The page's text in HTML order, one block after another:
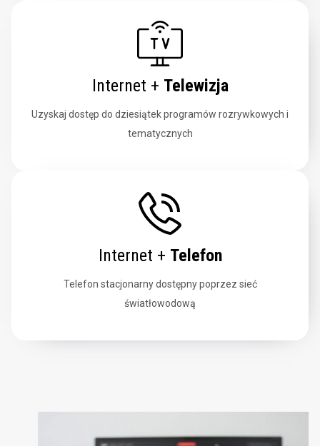
Internet + Telewizja
Uzyskaj dostęp do dziesiątek programów rozrywkowych i
tematycznych
Internet + Telefon
Telefon stacjonarny dostępny poprzez sieć
światłowodową